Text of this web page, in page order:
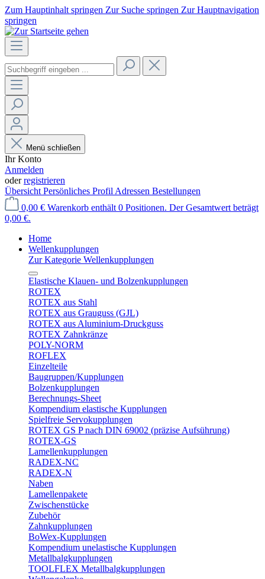
Zum Hauptinhalt springen Zur Suche springen Zur Hauptnavigation
springen
Menü schließen
Ihr Konto
Anmelden
oderregistrieren
Übersicht Persönliches Profil Adressen Bestellungen
0,00 € Warenkorb enthält 0 Positionen. Der Gesamtwert beträgt
0,00 €.
Home
Wellenkupplungen
Zur Kategorie Wellenkupplungen
Elastische Klauen- und Bolzenkupplungen
ROTEX
ROTEX aus Stahl
ROTEX aus Grauguss (GJL)
ROTEX aus Aluminium-Druckguss
ROTEX Zahnkränze
POLY-NORM
ROFLEX
Einzelteile
Baugruppen/Kupplungen
Bolzenkupplungen
Berechnungs-Sheet
Kompendium elastische Kupplungen
Spielfreie Servokupplungen
ROTEX GS P nach DIN 69002 (präzise Aufsührung)
ROTEX-GS
Lamellenkupplungen
RADEX-NC
RADEX-N
Naben
Lamellenpakete
Zwischenstücke
Zubehör
Zahnkupplungen
BoWex-Kupplungen
Kompendium unelastische Kupplungen
Metallbalgkupplungen
TOOLFLEX Metallbalgkupplungen